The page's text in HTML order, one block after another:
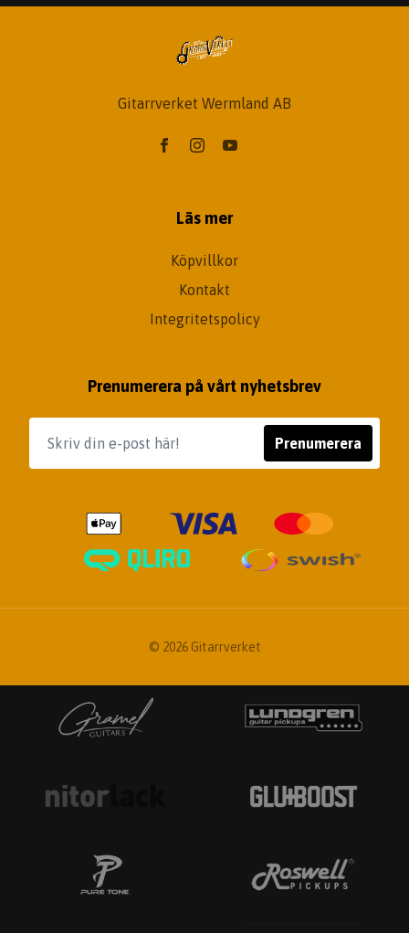
Gitarrverket Wermland AB
Läs mer
Köpvillkor
Kontakt
Integritetspolicy
Prenumerera på vårt nyhetsbrev
Prenumerera
© 2026 Gitarrverket